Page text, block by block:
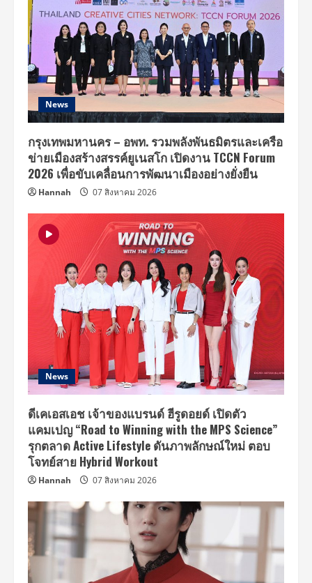
News
กรุงเทพมหานคร – อพท. รวมพลังพันธมิตรและเครือ
ข่ายเมืองสร้างสรรค์ยูเนสโก เปิดงาน TCCN Forum
2026 เพื่อขับเคลื่อนการพัฒนาเมืองอย่างยั่งยืน
Hannah 07 สิงหาคม 2026
News
ดีเคเอสเอช เจ้าของแบรนด์ ฮีรูดอยด์ เปิดตัว
แคมเปญ “Road to Winning with the MPS Science”
รุกตลาด Active Lifestyle ดันภาพลักษณ์ใหม่ ตอบ
โจทย์สาย Hybrid Workout
Hannah 07 สิงหาคม 2026